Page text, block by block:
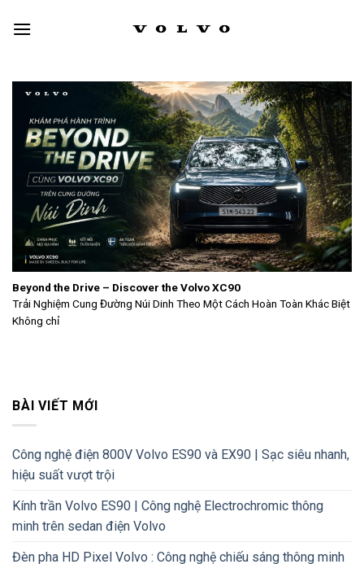
Beyond the Drive – Discover the Volvo XC90
Trải Nghiệm Cung Đường Núi Dinh Theo Một Cách Hoàn Toàn Khác Biệt
Không chỉ
BÀI VIẾT MỚI
Công nghệ điện 800V Volvo ES90 và EX90 | Sạc siêu nhanh,
hiệu suất vượt trội
Kính trần Volvo ES90 | Công nghệ Electrochromic thông
minh trên sedan điện Volvo
Đèn pha HD Pixel Volvo : Công nghệ chiếu sáng thông minh